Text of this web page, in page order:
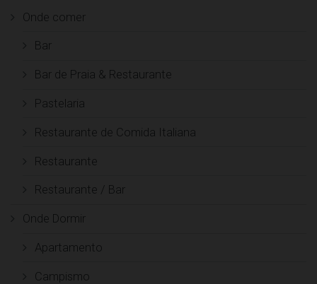
Onde comer
Bar
Bar de Praia & Restaurante
Pastelaria
Restaurante de Comida Italiana
Restaurante
Restaurante / Bar
Onde Dormir
Apartamento
Campismo